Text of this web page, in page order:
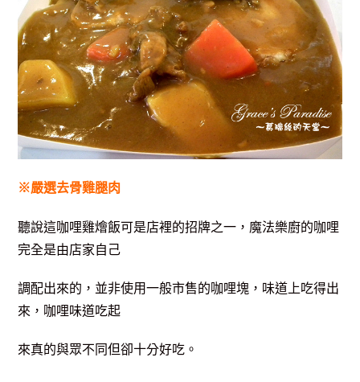
※嚴選去骨雞腿肉
聽說這咖哩雞燴飯可是店裡的招牌之一， 魔法樂廚的咖哩
完全是由店家自己
調配出來的，並非使用一般市售的咖哩塊，味道上吃得出
來，咖哩味道吃起
來真的與眾不同但卻十分好吃 。